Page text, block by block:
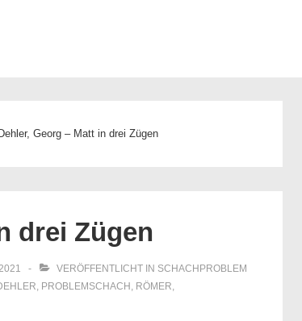
Dehler, Georg – Matt in drei Zügen
drei Zügen
VERÖFFENTLICHT IN SCHACHPROBLEM
, PROBLEMSCHACH , RÖMER,